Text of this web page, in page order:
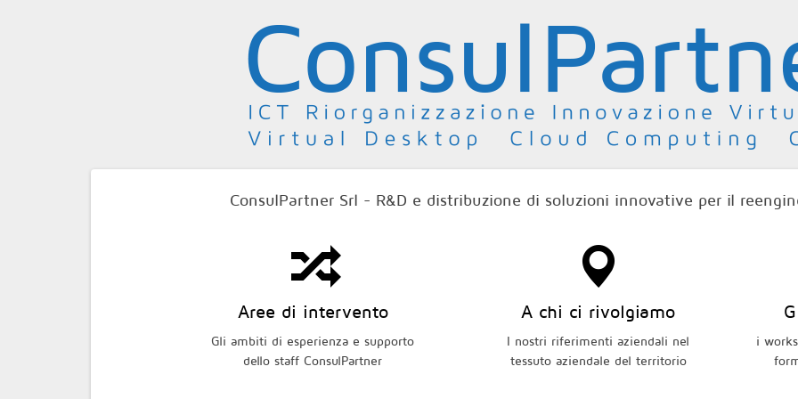
ConsulPartner Srl - R&D e distribuzione di soluzioni innovative per il
Aree di intervento
Gli ambiti di esperienza e supporto
dello staff ConsulPartner
A chi ci rivolgiamo
I nostri riferimenti aziendali nel
tessuto aziendale del territorio
i
Le proposte ConsulPartner Srl
Ricerca, Sviluppo
e Strategie ICT
L'analisi, l'applicazione e lo sviluppo di
Progettazione di infrastrutture
informatiche aziendali
I flussi di dati, gli strumenti, i software e
Gli
Il network e le esperienze ConsulPartner Srl
Partnership
Le collaborazioni della ConsulPartner
in un network di Società ICT
Progetti ConsulPartner
"Top Experience","Case Studies"
e sperimentazioni in corso
Gli